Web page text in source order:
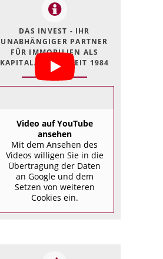
DAS INVEST - IHR
UNABHÄNGIGER PARTNER
FÜR IMMOBILIEN ALS
KAPITALANLAGE SEIT 1984
Video auf YouTube
ansehen
Mit dem Ansehen des
Videos willigen Sie in die
Übertragung der Daten
an Google und dem
Setzen von weiteren
Cookies ein.